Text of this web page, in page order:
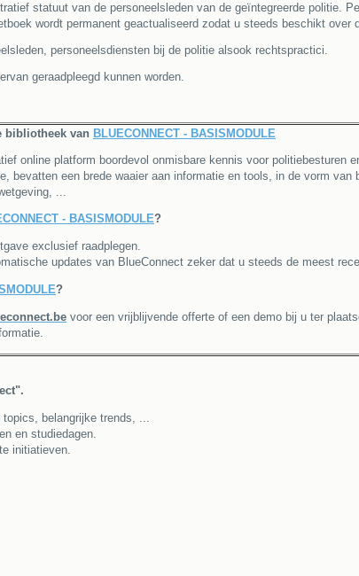
statuut van de personeelsleden van de geïntegreerde politie.
wordt permanent geactualiseerd zodat u steeds beschikt over
personeelsdiensten bij de politie alsook rechtspractici.
geraadpleegd kunnen worden.
bibliotheek van BLUECONNECT - BASISMODULE
online platform boordevol onmisbare kennis voor politiebesturen
bevatten een brede waaier aan informatie en tools, in de vorm
...
- BASISMODULE?
exclusief raadplegen.
updates van BlueConnect zeker dat u steeds de meest
?
voor een vrijblijvende offerte of een demo bij u ter
belangrijke trends, ...
en studiedagen.
initiatieven.